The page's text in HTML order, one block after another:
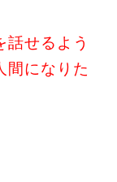
せるよう
間になりた